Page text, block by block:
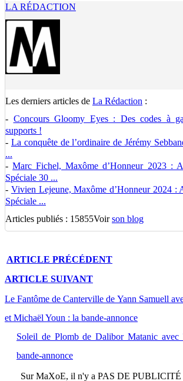
LA RÉDACTION
Les derniers articles de La Rédaction :
- Concours Gloomy Eyes : Des codes à
supports !
- La conquête de l’ordinaire de Jérémy
...
-Marc Fichel, Maxôme d’Honneur 2023 :
Spéciale 30 ...
- Vivien Lejeune, Maxôme d’Honneur 2024 :
Spéciale ...
Articles publiés : 15855Voirson blog
ARTICLE PRÉCÉDENT
ARTICLE SUIVANT
Le Fantôme de Canterville de Yann Samuell
et Michaël Youn : la bande-annonce
Soleil de Plomb de Dalibor Matanic
bande-annonce
SurMaXoE, il n'y a PAS DE PUBLICITÉ